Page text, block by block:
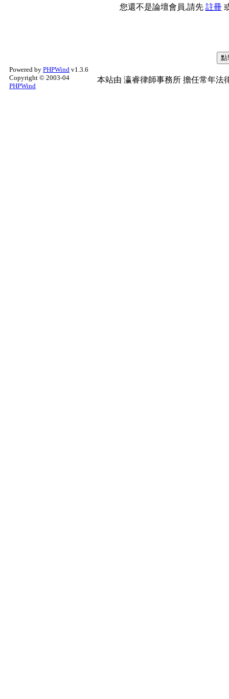
您還不是論壇會員,請先 註冊
Powered by PHPWind v1.3.6
Copyright © 2003-04
PHPWind
本站由 瀛睿律師事務所 擔任常年法